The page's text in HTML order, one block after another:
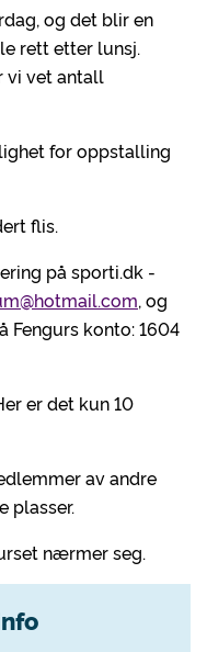
og det blir en
rett etter lunsj.
vi vet antall
for oppstalling
flis.
på sporti.dk -
, og
Fengurs konto: 1604
er det kun 10
av andre
plasser.
nærmer seg.